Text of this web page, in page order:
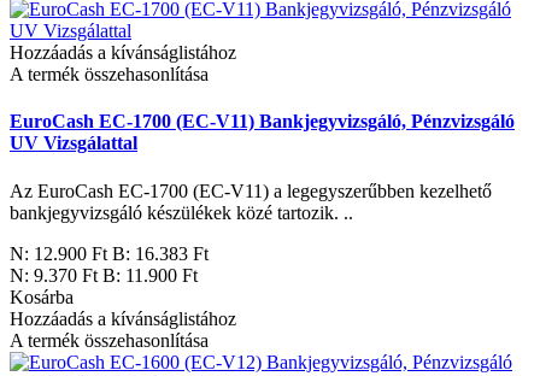
Hozzáadás a kívánságlistához
A termék összehasonlítása
EuroCash EC-1700 (EC-V11) Bankjegyvizsgáló, Pénzvizsgáló
UV Vizsgálattal
Az EuroCash EC-1700 (EC-V11) a legegyszerűbben kezelhető
bankjegyvizsgáló készülékek közé tartozik. ..
N: 12.900 Ft B: 16.383 Ft
N: 9.370 Ft B: 11.900 Ft
Kosárba
Hozzáadás a kívánságlistához
A termék összehasonlítása